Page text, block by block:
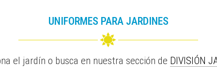
UNIFORMES PARA JARDINES
el jardín o busca en nuestra sección de DIVISIÓN